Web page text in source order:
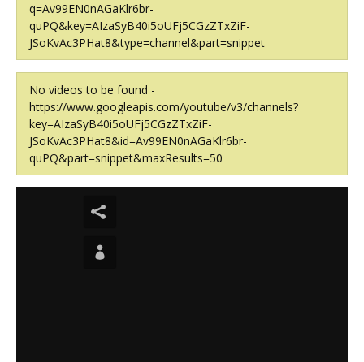
q=Av99EN0nAGaKlr6br-
quPQ&key=AIzaSyB40i5oUFj5CGzZTxZiF-
JSoKvAc3PHat8&type=channel&part=snippet
No videos to be found -
https://www.googleapis.com/youtube/v3/channels?
key=AIzaSyB40i5oUFj5CGzZTxZiF-
JSoKvAc3PHat8&id=Av99EN0nAGaKlr6br-
quPQ&part=snippet&maxResults=50